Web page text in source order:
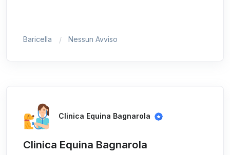
Baricella Nessun Avviso
Clinica Equina Bagnarola
Clinica Equina Bagnarola